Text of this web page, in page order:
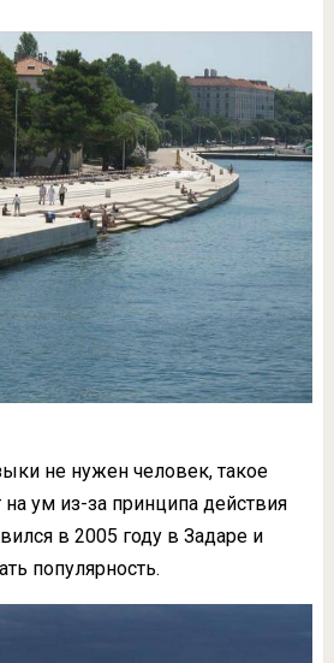
не нужен человек, такое
ум из-за принципа действия
в 2005 году в Задаре и
популярность.